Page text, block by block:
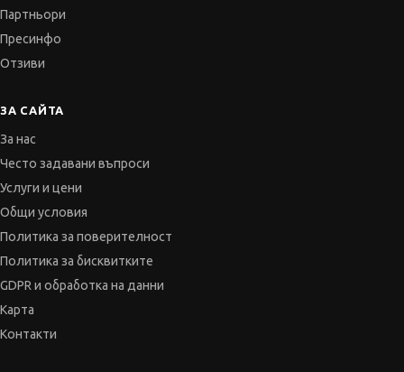
Партньори
Пресинфо
Отзиви
ЗА САЙТА
За нас
Често задавани въпроси
Услуги и цени
Общи условия
Политика за поверителност
Политика за бисквитките
GDPR и обработка на данни
Карта
Контакти